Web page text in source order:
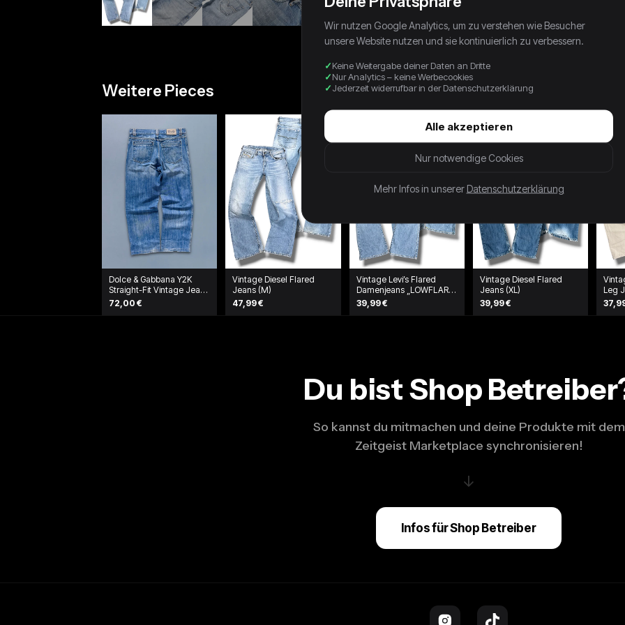
Weitere Pieces
Dolce & Gabbana Y2K
Straight-Fit Vintage Jeans
| S
72,00 €
Vintage Diesel Flared
Jeans (M)
47,99 €
Vintage Levi’s Flared
Damenjeans „LOWFLARE
519“ (M)
39,99 €
Vintage Diesel Flared
Jeans (XL)
39,99 €
Leg
Du bist Shop
So kannst du mitmachen und deine Produkte mit dem
Zeitgeist Marketplace synchronisieren!
↓
Infos für Shop Betreiber
Wir nutzen Google Analytics, um zu verstehen wie Besucher
unsere Website nutzen und sie kontinuierlich zu verbessern.
Keine Weitergabe deiner Daten an Dritte
Nur Analytics – keine Werbecookies
Jederzeit widerrufbar in der Datenschutzerklärung
Alle akzeptieren
Nur notwendige Cookies
Mehr Infos in unserer Datenschutzerklärung